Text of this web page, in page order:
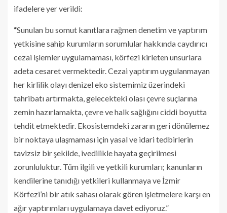
ifadelere yer verildi:
“Sunulan bu somut kanıtlara rağmen denetim ve yaptırım
yetkisine sahip kurumların sorumlular hakkında caydırıcı
cezai işlemler uygulamaması, körfezi kirleten unsurlara
adeta cesaret vermektedir. Cezai yaptırım uygulanmayan
her kirlilik olayı denizel eko sistemimiz üzerindeki
tahribatı artırmakta, gelecekteki olası çevre suçlarına
zemin hazırlamakta, çevre ve halk sağlığını ciddi boyutta
tehdit etmektedir. Ekosistemdeki zararın geri dönülemez
bir noktaya ulaşmaması için yasal ve idari tedbirlerin
tavizsiz bir şekilde, ivedilikle hayata geçirilmesi
zorunluluktur. Tüm ilgili ve yetkili kurumları; kanunların
kendilerine tanıdığı yetkileri kullanmaya ve İzmir
Körfezi’ni bir atık sahası olarak gören işletmelere karşı en
ağır yaptırımları uygulamaya davet ediyoruz.”